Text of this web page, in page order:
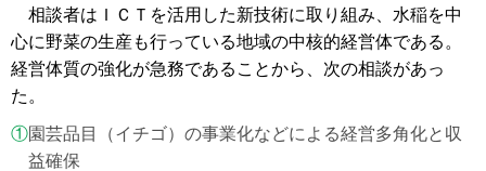
相談者はＩＣＴを活用した新技術に取り組み、水稲を中
心に野菜の生産も行っている地域の中核的経営体である。
経営体質の強化が急務であることから、次の相談があっ
た。
①園芸品目（イチゴ）の事業化などによる経営多角化と収
益確保